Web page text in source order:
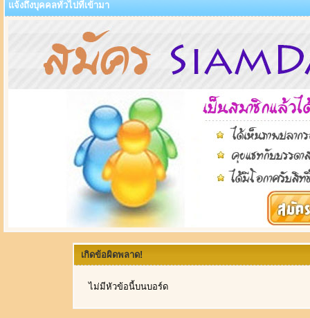
แจ้งถึงบุคคลทั่วไปที่เข้ามา
เกิดข้อผิดพลาด!
ไม่มีหัวข้อนี้บนบอร์ด